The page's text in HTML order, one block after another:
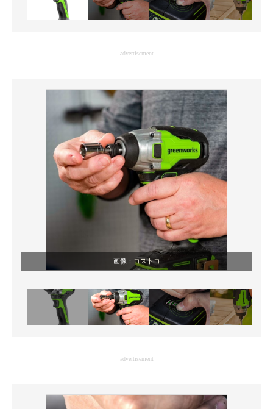
ITエンジニア向け専門サイト
製造業のIT導入・活用を支援
モノづくり技術者専門サイト
エレクトロニクス専門サイト
電子設計の基本と応用
エネルギーの専門メディア
建設×テクノロジーの最前線
advertisement
画像： コストコ
advertisement